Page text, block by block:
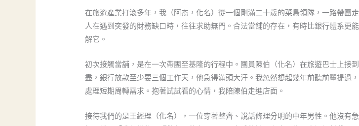
在旅遊產業打滾多年，我（阿杰，化名）從一個剛滿二十歲的菜鳥領隊，一路帶團
人在遇到突發的財務缺口時，往往求助無門。合法當舖的存在，有時比銀行體系更
解它。
初次接觸當舖，是在一次帶團至基隆的行程中。團員陳伯（化名）在旅遊巴士上接
盡，銀行放款至少要三個工作天，他急得滿頭大汗。我忽然想起幾年前聽前輩提
處理短期周轉需求。抱著試試看的心情，我陪陳伯走進店面。
接待我們的是王經理（化名），一位穿著整齊、說話條理分明的中年男性。他沒有